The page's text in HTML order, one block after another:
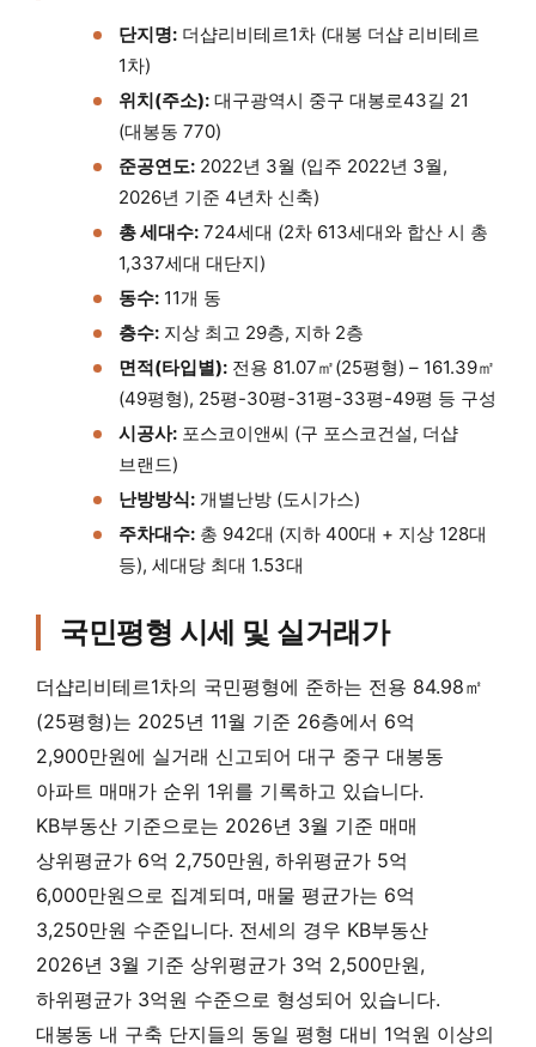
단지명: 더샵리비테르1차 (대봉 더샵 리비테르
1차)
위치(주소): 대구광역시 중구 대봉로43길 21
(대봉동 770)
준공연도: 2022년 3월 (입주 2022년 3월,
2026년 기준 4년차 신축)
총 세대수: 724세대 (2차 613세대와 합산 시 총
1,337세대 대단지)
동수: 11개 동
층수: 지상 최고 29층, 지하 2층
면적(타입별): 전용 81.07㎡(25평형) – 161.39㎡
(49평형), 25평-30평-31평-33평-49평 등 구성
시공사: 포스코이앤씨 (구 포스코건설, 더샵
브랜드)
난방방식: 개별난방 (도시가스)
주차대수: 총 942대 (지하 400대 + 지상 128대
등), 세대당 최대 1.53대
국민평형 시세 및 실거래가
더샵리비테르1차의 국민평형에 준하는 전용 84.98㎡
(25평형)는 2025년 11월 기준 26층에서 6억
2,900만원에 실거래 신고되어 대구 중구 대봉동
아파트 매매가 순위 1위를 기록하고 있습니다.
KB부동산 기준으로는 2026년 3월 기준 매매
상위평균가 6억 2,750만원, 하위평균가 5억
6,000만원으로 집계되며, 매물 평균가는 6억
3,250만원 수준입니다. 전세의 경우 KB부동산
2026년 3월 기준 상위평균가 3억 2,500만원,
하위평균가 3억원 수준으로 형성되어 있습니다.
대봉동 내 구축 단지들의 동일 평형 대비 1억원 이상의